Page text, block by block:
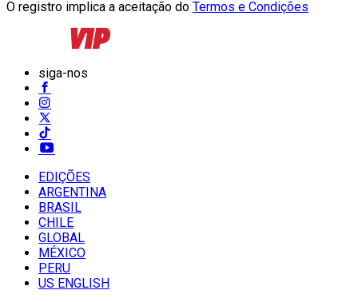
O registro implica a aceitação do Termos e Condições
siga-nos
EDIÇÕES
ARGENTINA
BRASIL
CHILE
GLOBAL
MÉXICO
PERU
US ENGLISH